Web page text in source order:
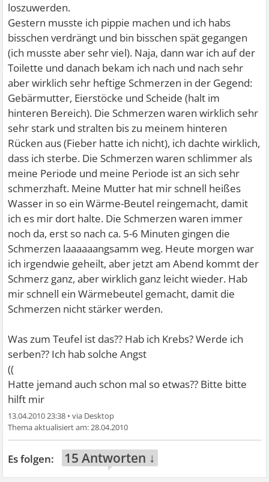
loszuwerden.
Gestern musste ich pippie machen und ich habs
bisschen verdrängt und bin bisschen spät gegangen
(ich musste aber sehr viel). Naja, dann war ich auf der
Toilette und danach bekam ich nach und nach sehr
aber wirklich sehr heftige Schmerzen in der Gegend:
Gebärmutter, Eierstöcke und Scheide (halt im
hinteren Bereich). Die Schmerzen waren wirklich sehr
sehr stark und stralten bis zu meinem hinteren
Rücken aus (Fieber hatte ich nicht), ich dachte wirklich,
dass ich sterbe. Die Schmerzen waren schlimmer als
meine Periode und meine Periode ist an sich sehr
schmerzhaft. Meine Mutter hat mir schnell heißes
Wasser in so ein Wärme-Beutel reingemacht, damit
ich es mir dort halte. Die Schmerzen waren immer
noch da, erst so nach ca. 5-6 Minuten gingen die
Schmerzen laaaaaangsamm weg. Heute morgen war
ich irgendwie geheilt, aber jetzt am Abend kommt der
Schmerz ganz, aber wirklich ganz leicht wieder. Hab
mir schnell ein Wärmebeutel gemacht, damit die
Schmerzen nicht stärker werden.
Was zum Teufel ist das?? Hab ich Krebs? Werde ich
serben?? Ich hab solche Angst
((
Hatte jemand auch schon mal so etwas?? Bitte bitte
hilft mir
13.04.2010 23:38 •
28.04.2010
15 Antworten ↓